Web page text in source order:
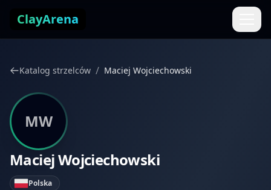
ClayArena
Katalog strzelców / Maciej Wojciechowski
MW
Maciej Wojciechowski
Polska